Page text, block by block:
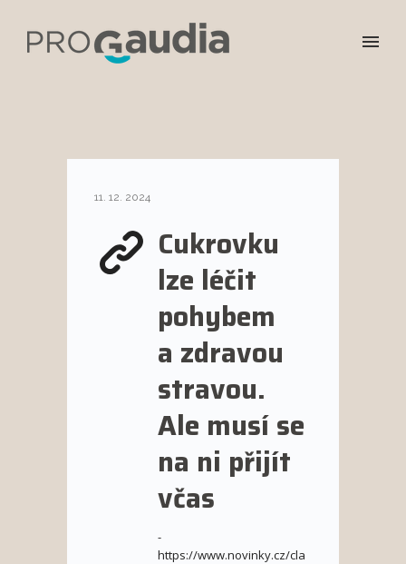
11. 12. 2024
Cukrovku
lze léčit
pohybem
a zdravou
stravou.
Ale musí se
na ni přijít
včas
-
https://www.novinky.cz/cla